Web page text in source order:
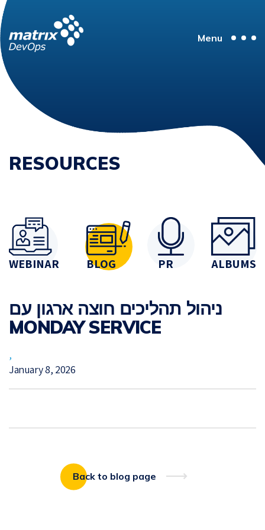
Menu
RESOURCES
WEBINAR BLOG PR ALBUMS
ניהול תהליכים חוצה ארגון עם
MONDAY SERVICE
,
January 8, 2026
Back to blog page